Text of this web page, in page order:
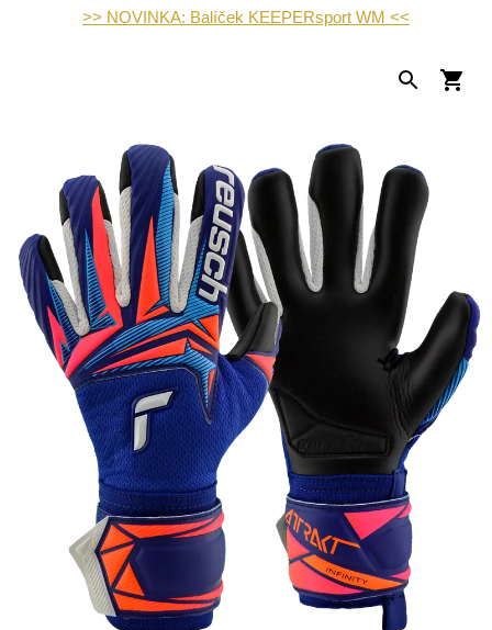
>> NOVINKA: Balíček KEEPERsport WM <<